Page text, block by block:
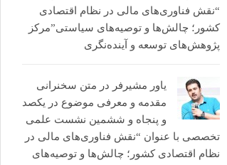
“نقش فناوری‌های مالی در نظام اقتصادی
کشور؛ چالش‌ها و توصیه‌های سیاستی”مرکز
پژوهش‌های توسعه و آینده‌نگری
یاور مشیرفر در متن سخنرانی
مقدمه و معرفی موضوع در یکصد
و پنجاه و ششمین نشست علمی
تخصصی با عنوان “نقش فناوری‌های مالی در
نظام اقتصادی کشور؛ چالش‌ها و توصیه‌های